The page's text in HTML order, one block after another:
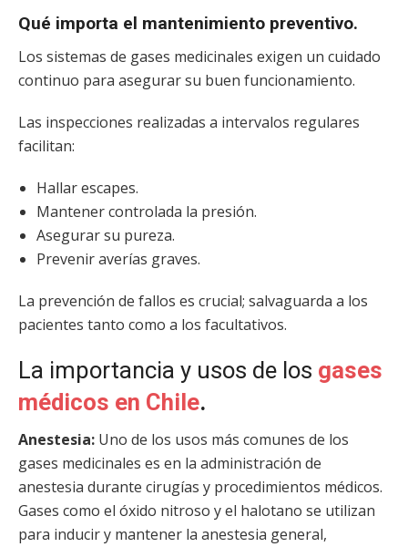
Qué importa el mantenimiento preventivo.
Los sistemas de gases medicinales exigen un cuidado
continuo para asegurar su buen funcionamiento.
Las inspecciones realizadas a intervalos regulares
facilitan:
Hallar escapes.
Mantener controlada la presión.
Asegurar su pureza.
Prevenir averías graves.
La prevención de fallos es crucial; salvaguarda a los
pacientes tanto como a los facultativos.
La importancia y usos de los gases
médicos en Chile.
Anestesia: Uno de los usos más comunes de los
gases medicinales es en la administración de
anestesia durante cirugías y procedimientos médicos.
Gases como el óxido nitroso y el halotano se utilizan
para inducir y mantener la anestesia general,